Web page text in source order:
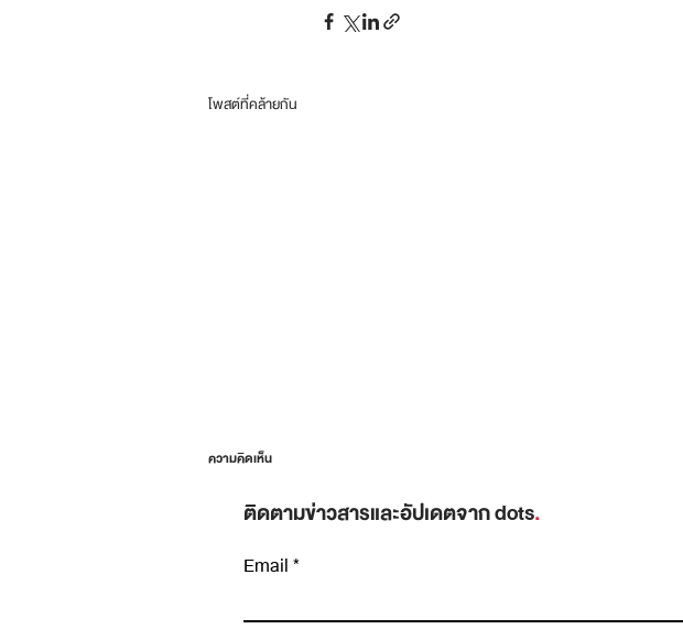
โพสต์ที่คล้ายกัน
Insight หายาก เพราะเราหยุดมองเร็วเกินไป
ความคิดเห็น
เขียนความคิดเห็น…
ติดตามข่าวสารและอัปเดตจาก dots.
Email